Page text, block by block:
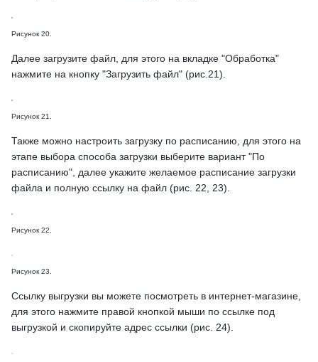
Рисунок 20.
Далее загрузите файл, для этого на вкладке "Обработка"
нажмите на кнопку "Загрузить файл" (рис.21).
Рисунок 21.
Также можно настроить загрузку по расписанию, для этого на
этапе выбора способа загрузки выберите вариант "По
расписанию", далее укажите желаемое расписание загрузки
файла и полную ссылку на файл (рис. 22, 23).
Рисунок 22.
Рисунок 23.
Ссылку выгрузки вы можете посмотреть в интернет-магазине,
для этого нажмите правой кнопкой мыши по ссылке под
выгрузкой и скопируйте адрес ссылки (рис. 24).